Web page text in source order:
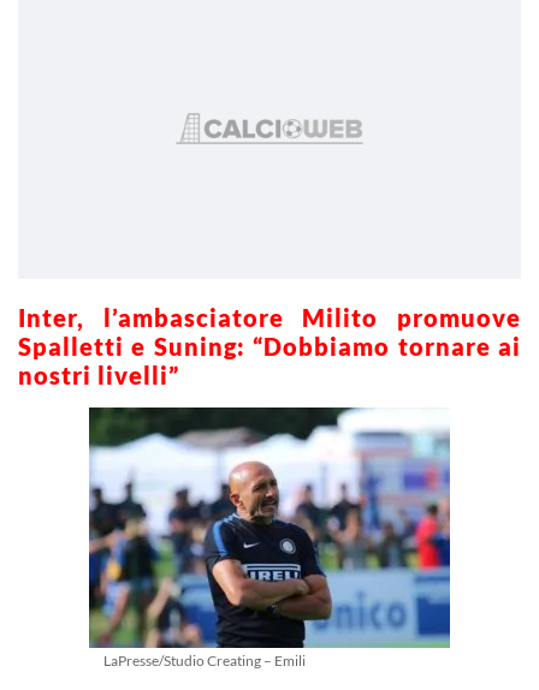
Inter, l’ambasciatore Milito promuove
Spalletti e Suning: “Dobbiamo tornare ai
nostri livelli”
LaPresse/Studio Creating – Emili